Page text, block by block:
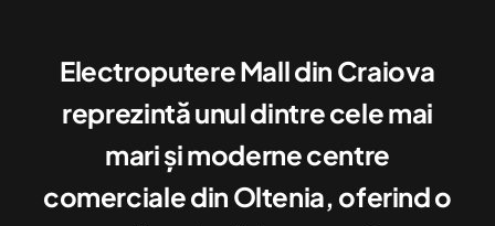
Electroputere Mall din Craiova
reprezintă unul dintre cele mai
mari şi moderne centre
comerciale din Oltenia, oferind o